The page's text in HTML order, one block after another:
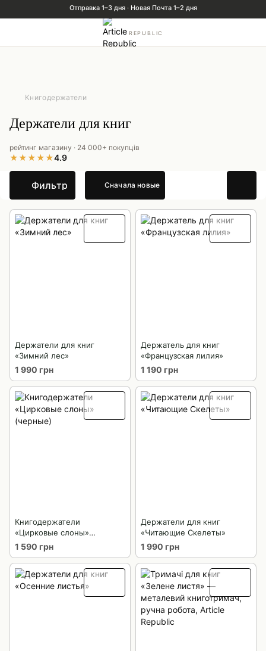
REPUBLIC
Книгодержатели
Держатели для книг
★★★★★4.9
рейтинг магазину · 24 000+ покупців
Фильтр Сначала новые
Держатели для книг
«Зимний лес»
1 990 грн
Держатель для книг
«Французская лилия»
1 190 грн
Книгодержатели
«Цирковые слоны»
(черные)
1 590 грн
Держатели для книг
«Читающие Скелеты»
1 990 грн